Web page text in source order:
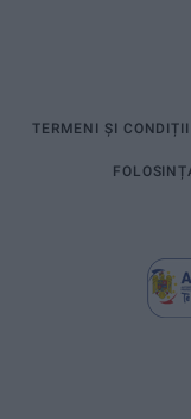
TERMENI ȘI CONDIȚII